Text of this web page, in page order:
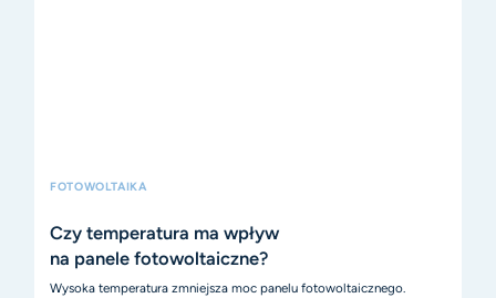
FOTOWOLTAIKA
Czy temperatura ma wpływ
na panele fotowoltaiczne?
Wysoka temperatura zmniejsza moc panelu fotowoltaicznego.